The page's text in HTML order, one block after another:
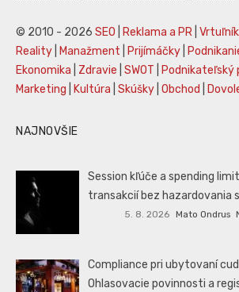
© 2010 - 2026 SEO Reklama a PR
Reality
Manažment Prijímáčky
Ekonomika
Zdravie SWOT Podnikateľský
Marketing
Kultúra Skúšky Obchod
NAJNOVŠIE
Session kľúče a spending
transakcií bez hazardovania
5. 8. 2026 Mato Ondrus
Compliance pri ubytovaní
Ohlasovacie povinnosti a